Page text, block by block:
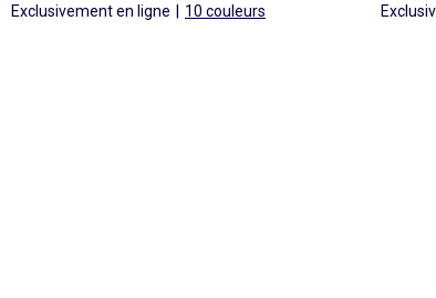
Exclusivement en ligne 10 couleurs